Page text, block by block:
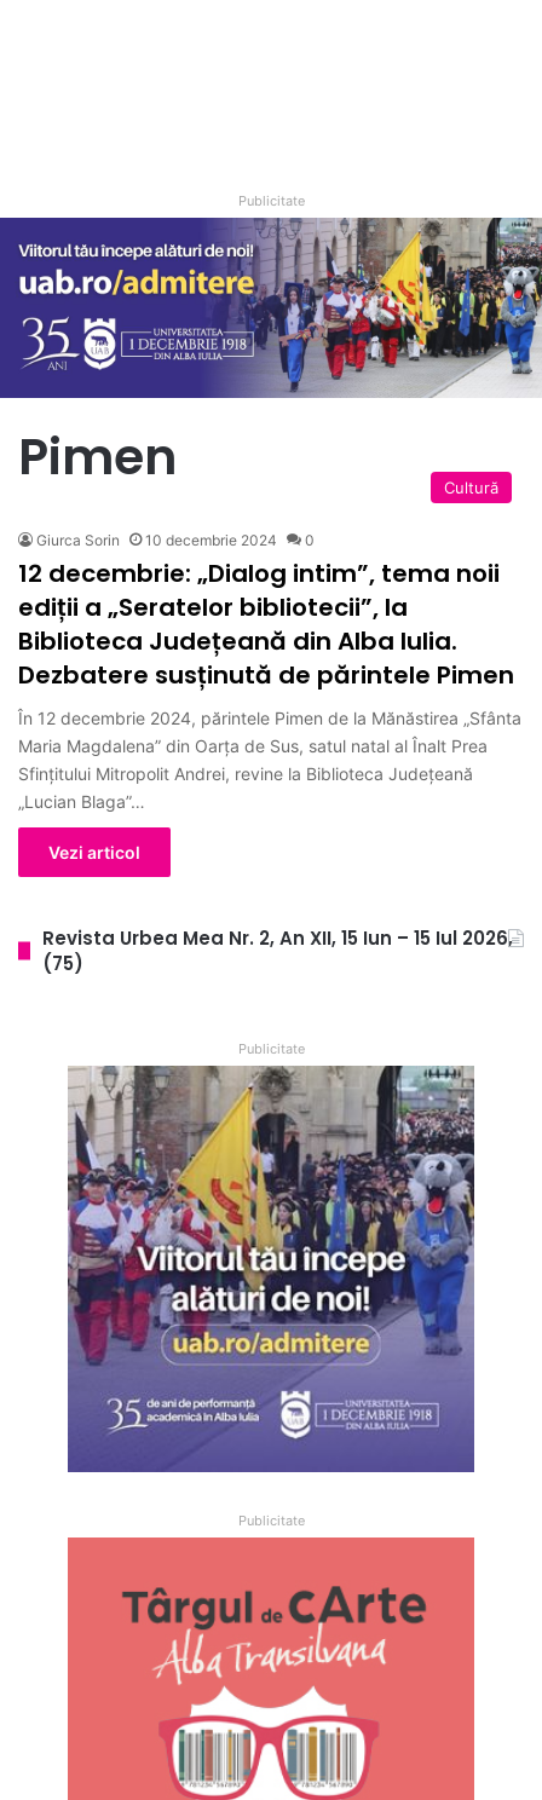
Publicitate
Pimen Cultură
Giurca Sorin 10 decembrie 2024 0
12 decembrie: „Dialog intim”, tema noii
ediții a „Seratelor bibliotecii”, la
Biblioteca Județeană din Alba Iulia.
Dezbatere susținută de părintele Pimen
În 12 decembrie 2024, părintele Pimen de la Mănăstirea „Sfânta
Maria Magdalena” din Oarța de Sus, satul natal al Înalt Prea
Sfinţitului Mitropolit Andrei, revine la Biblioteca Județeană
„Lucian Blaga”…
Vezi articol
Revista Urbea Mea Nr. 2, An XII, 15 Iun – 15 Iul 2026,
(75)
Publicitate
Publicitate